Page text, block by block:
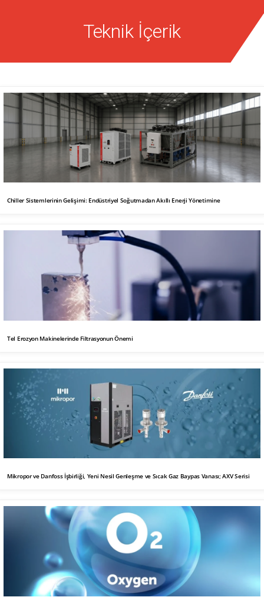
Teknik İçerik
Chiller Sistemlerinin Gelişimi: Endüstriyel Soğutmadan Akıllı Enerji Yönetimine
Tel Erozyon Makinelerinde Filtrasyonun Önemi
Mikropor ve Danfoss İşbirliği, Yeni Nesil Genleşme ve Sıcak Gaz Baypas Vanası; AXV Serisi